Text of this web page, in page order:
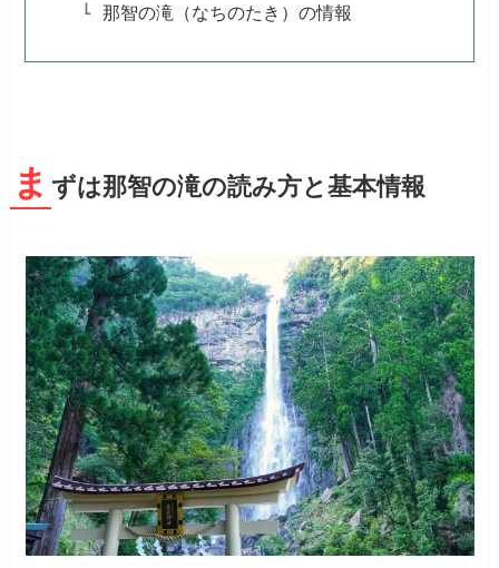
那智の滝（なちのたき）の情報
ま ずは那智の滝の読み方と基本情報